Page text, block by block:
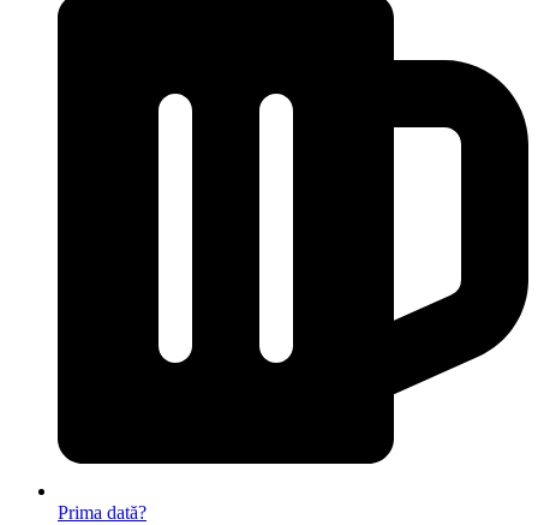
Prima dată?